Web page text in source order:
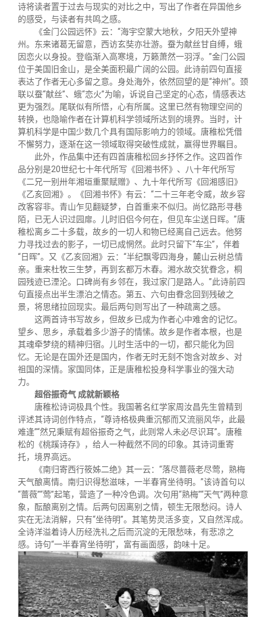
诗将读者置于过去与现实的对比之中，写出了作者在异国他乡
的感受，与读者有共鸣之感。
《金门公园远怀》云：“海宇空蒙大地秋，夕阳天外望神
州。东来诸葛无留意，西访玄奘亦壮游。蚕为献丝甘自缚，蛾
因恋火以身投。登临渐入高寒境，万籁萧然一羽浮。”金门公园
位于美国旧金山，是全美面积最广阔的公园。此诗前四句直接
表达了作者无心多留之意。身处海外，依然回望的是“神州”。颈
联以蚕“献丝”、蛾“恋火”为喻，诉说自己坚定的心态，情感表达
更为强烈。尾联似有所悟，心有所属。这里已然有物理空间的
转换，也隐喻作者在计算机科学领域所达到的境界。当时，计
算机科学是中国少数几个具有国际影响力的领域。唐稚松凭借
不懈努力，逐渐在这一领域取得突破性成就，赢得世界瞩目。
此外，作品集中还有四首唐稚松回乡抒怀之作。这四首作
品分别是20世纪七十年代所写《回湘书怀》、八十年代所写
《二兄一别卅年湘垣重聚赋赠》、九十年代所写《回湘感旧》
《乙亥回湘》。《回湘书怀》有云：“二十三年老令威，故乡容
改客容非。青山乍见翻疑梦，白首重来不似归。尚忆路形寻巷
陌，已无人识过园扉。儿时旧侣今何在，但见车尘送日晖。”唐
稚松离乡二十多载，故乡的一切人和物已经离自己远去。他努
力寻找过去的影子，一切已成惘然。此时只留下“车尘”，伴着
“日晖”。又《乙亥回湘》云：“半纪飘零四海身，麓山云树总情
亲。重来杜牧三生梦，再到玄都万木春。湘水故交犹眷念，桐
园残迹已湮沦。口碑尚有乡邻在，我过家门是路人。”此诗前四
句直接点出半生漂泊之情态。第五、六句由眷念回到残破之
景，将思绪拉回现实。最后两句则写出了一种疏离之感。
这两首诗书写故乡，但故乡已成为作者心中难舍的记忆。
望乡、思乡，承载着多少游子的情愫。故乡是作者本根，也是
其魂牵梦绕的精神归宿。儿时生活中的一切，都只能化为回
忆。无论是在国外还是国内，作者无时无刻不饱含对故乡、对
祖国的深情。家国同体，正是唐稚松投身科学事业的强大动
力。
超俗振奇气 成就新颖格
唐稚松诗词极具个性。我国著名红学家周汝昌先生曾精到
评述其诗词创作特点，“尊诗格极典重沉郁而又流丽风华，此最
难逢”“然兄秉赋有超俗振奇之气，此则常人未必尽识耳”。唐稚
松的《桃蹊诗存》，给人一种截然不同的印象。其诗词重寄
托，境界高远。
《南归寄西行筱姊二绝》其一云：“落尽蔷薇老尽莺，熟梅
天气酿离情。南归识得愁滋味，一半春宵坐待明。”该诗首句以
“蔷薇”“莺”起笔，营造了一种冷色调。次句用“熟梅”“天气”两种意
象，酝酿离别之情。后两句因离别之情，顿生无限愁闷。诗人
实在无法消解，只有“坐待明”。其笔势灵活多变，又自然浑成。
全诗洋溢着诗人历经洗礼之后而沉淀的无限愁味，有悲凉之
感。诗句“一半春宵坐待明”，富有画面感，韵味十足。